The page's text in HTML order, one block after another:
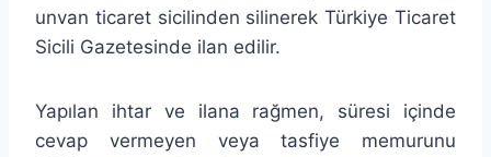
unvan ticaret sicilinden silinerek Türkiye Ticaret
Sicili Gazetesinde ilan edilir.
Yapılan ihtar ve ilana rağmen, süresi içinde
cevap vermeyen veya tasfiye memurunu